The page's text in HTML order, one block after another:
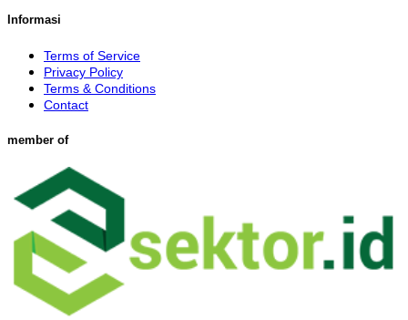
Informasi
Terms of Service
Privacy Policy
Terms & Conditions
Contact
member of